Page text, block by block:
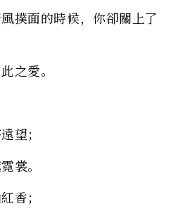
撲面的時候，你卻關上了
之愛。
望；
裳。
香；